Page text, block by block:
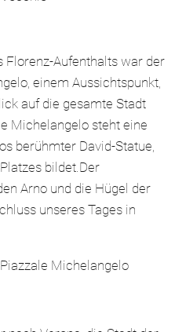
Florenz-Aufenthalts war der
einem Aussichtspunkt,
auf die gesamte Stadt
Michelangelo steht eine
berühmter David-Statue,
bildet.Der
Arno und die Hügel der
unseres Tages in